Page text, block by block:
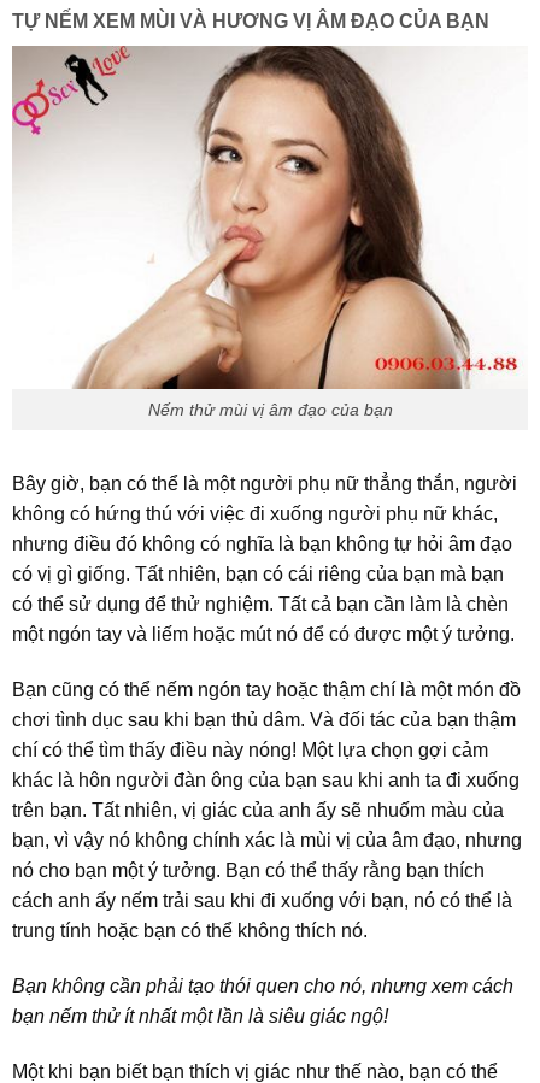
TỰ NẾM XEM MÙI VÀ HƯƠNG VỊ ÂM ĐẠO CỦA BẠN
Nếm thử mùi vị âm đạo của bạn
Bây giờ, bạn có thể là một người phụ nữ thẳng thắn, người
không có hứng thú với việc đi xuống người phụ nữ khác,
nhưng điều đó không có nghĩa là bạn không tự hỏi âm đạo
có vị gì giống. Tất nhiên, bạn có cái riêng của bạn mà bạn
có thể sử dụng để thử nghiệm. Tất cả bạn cần làm là chèn
một ngón tay và liếm hoặc mút nó để có được một ý tưởng.
Bạn cũng có thể nếm ngón tay hoặc thậm chí là một món đồ
chơi tình dục sau khi bạn thủ dâm. Và đối tác của bạn thậm
chí có thể tìm thấy điều này nóng! Một lựa chọn gợi cảm
khác là hôn người đàn ông của bạn sau khi anh ta đi xuống
trên bạn. Tất nhiên, vị giác của anh ấy sẽ nhuốm màu của
bạn, vì vậy nó không chính xác là mùi vị của âm đạo, nhưng
nó cho bạn một ý tưởng. Bạn có thể thấy rằng bạn thích
cách anh ấy nếm trải sau khi đi xuống với bạn, nó có thể là
trung tính hoặc bạn có thể không thích nó.
Bạn không cần phải tạo thói quen cho nó, nhưng xem cách
bạn nếm thử ít nhất một lần là siêu giác ngộ!
Một khi bạn biết bạn thích vị giác như thế nào, bạn có thể